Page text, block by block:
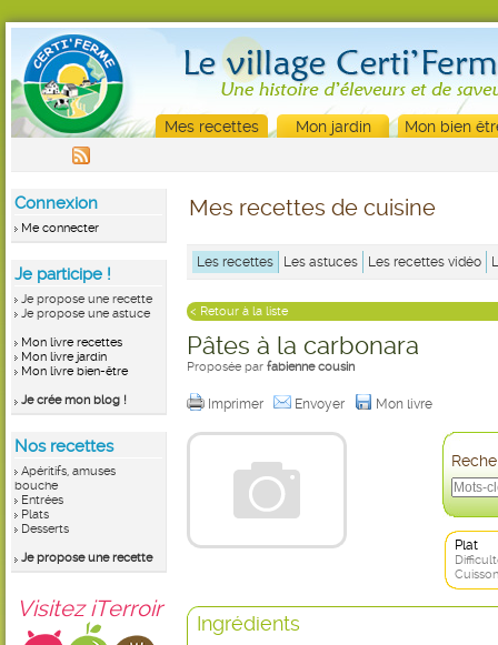
Mes recettes Mon jardin Mon bien
Connexion
Me connecter
Je participe !
Je propose une recette
Je propose une astuce
Mon livre recettes
Mon livre jardin
Mon livre bien-être
Je crée mon blog !
Nos recettes
Apéritifs, amuses
bouche
Entrées
Plats
Desserts
Je propose une recette
Visitez iTerroir
Mes recettes de cuisine
Les recettes Les astuces Les recettes vidéo
< Retour à la liste
Pâtes à la carbonara
Proposée par fabienne cousin
Imprimer Envoyer Mon livre
Plat
Ingrédients